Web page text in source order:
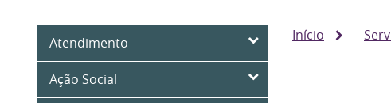
Atendimento
Ação Social
Início